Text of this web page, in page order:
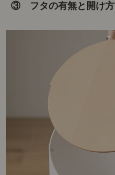
③ フタの有無と開け方